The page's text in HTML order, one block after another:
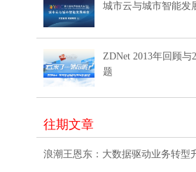
城市云与城市智能发
ZDNet 2013年回顾与
题
往期文章
浪潮王恩东：大数据驱动业务转型